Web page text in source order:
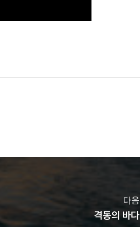
다음
격동의 바다